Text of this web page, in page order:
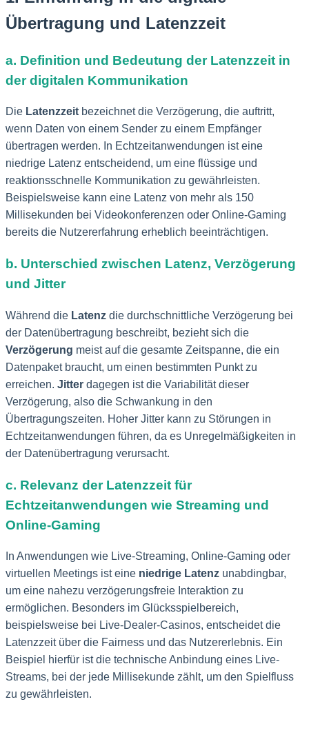
Übertragung und Latenzzeit
a. Definition und Bedeutung der Latenzzeit in
der digitalen Kommunikation
Die Latenzzeit bezeichnet die Verzögerung, die auftritt,
wenn Daten von einem Sender zu einem Empfänger
übertragen werden. In Echtzeitanwendungen ist eine
niedrige Latenz entscheidend, um eine flüssige und
reaktionsschnelle Kommunikation zu gewährleisten.
Beispielsweise kann eine Latenz von mehr als 150
Millisekunden bei Videokonferenzen oder Online-Gaming
bereits die Nutzererfahrung erheblich beeinträchtigen.
b. Unterschied zwischen Latenz, Verzögerung
und Jitter
Während die Latenz die durchschnittliche Verzögerung bei
der Datenübertragung beschreibt, bezieht sich die
Verzögerung meist auf die gesamte Zeitspanne, die ein
Datenpaket braucht, um einen bestimmten Punkt zu
erreichen. Jitter dagegen ist die Variabilität dieser
Verzögerung, also die Schwankung in den
Übertragungszeiten. Hoher Jitter kann zu Störungen in
Echtzeitanwendungen führen, da es Unregelmäßigkeiten in
der Datenübertragung verursacht.
c. Relevanz der Latenzzeit für
Echtzeitanwendungen wie Streaming und
Online-Gaming
In Anwendungen wie Live-Streaming, Online-Gaming oder
virtuellen Meetings ist eine niedrige Latenz unabdingbar,
um eine nahezu verzögerungsfreie Interaktion zu
ermöglichen. Besonders im Glücksspielbereich,
beispielsweise bei Live-Dealer-Casinos, entscheidet die
Latenzzeit über die Fairness und das Nutzererlebnis. Ein
Beispiel hierfür ist die technische Anbindung eines Live-
Streams, bei der jede Millisekunde zählt, um den Spielfluss
zu gewährleisten.